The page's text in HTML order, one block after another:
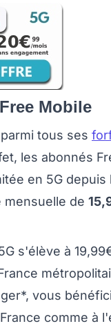
Mobile
tous ses
les abonnés
en 5G depuis
mensuelle de
s'élève à
vous
comme à